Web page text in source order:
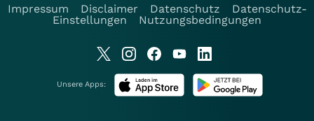
Impressum
Disclaimer Datenschutz
Datenschutz-
Einstellungen
Nutzungsbedingungen
Unsere Apps: